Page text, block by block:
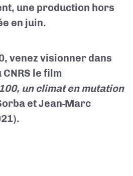
une production hors
en juin.
venez visionner dans
le film
un climat en mutation
et Jean-Marc